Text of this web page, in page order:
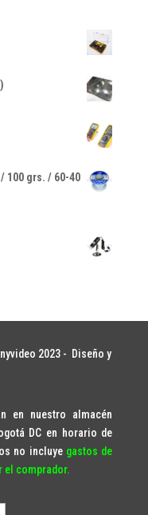
100 grs. / 60-40
2023 - Diseño y
en nuestro almacén
DC en horario de
no incluye gastos de
el comprador.